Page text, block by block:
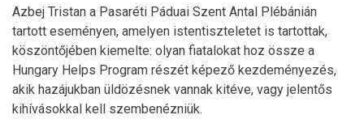
Azbej Tristan a Pasaréti Páduai Szent Antal Plébánián
tartott eseményen, amelyen istentiszteletet is tartottak,
köszöntőjében kiemelte: olyan fiatalokat hoz össze a
Hungary Helps Program részét képező kezdeményezés,
akik hazájukban üldözésnek vannak kitéve, vagy jelentős
kihívásokkal kell szembenézniük.